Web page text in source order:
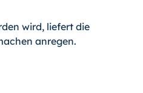
wird, liefert die
anregen.